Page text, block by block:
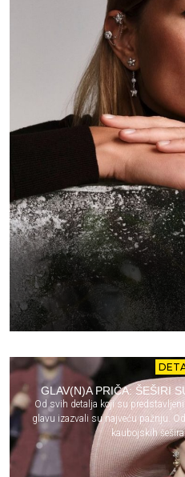
GLAV(N)A PRIČA: ŠEŠIRI
Od svih detalja koji su
glavu izazvali su najveću pažnju.
kaubojskih